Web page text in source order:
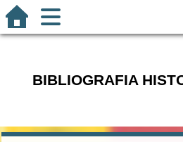
BIBLIOGRAFIA